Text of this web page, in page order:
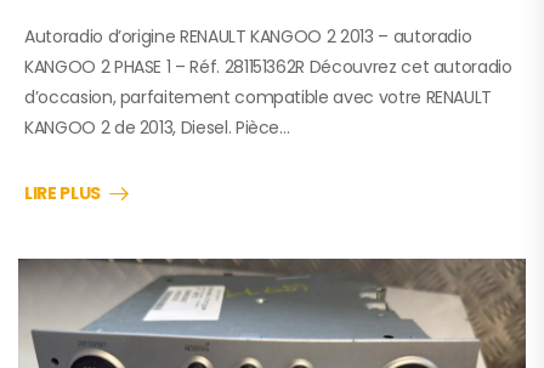
Autoradio d’origine RENAULT KANGOO 2 2013 – autoradio
KANGOO 2 PHASE 1 – Réf. 281151362R Découvrez cet autoradio
d’occasion, parfaitement compatible avec votre RENAULT
KANGOO 2 de 2013, Diesel. Pièce…
LIRE PLUS